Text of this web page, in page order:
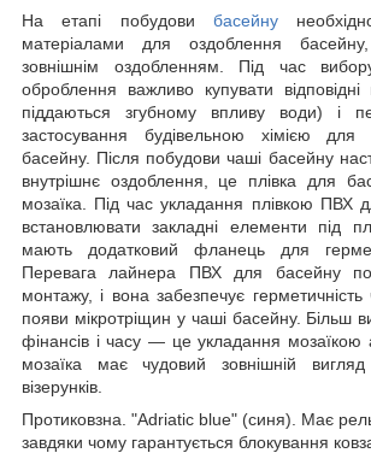
На етапі побудови басейну
матеріалами для оздоблення
зовнішнім оздобленням. Під час
оброблення важливо купувати
піддаються згубному впливу води) і
застосування будівельною хімією для
басейну. Після побудови чаші басейну
внутрішнє оздоблення, це плівка для
мозаїка. Під час укладання плівкою ПВХ
встановлювати закладні елементи під
мають додатковий фланець для
Перевага лайнера ПВХ для басейну
монтажу, і вона забезпечує герметичність
появи мікротріщин у чаші басейну. Більш
фінансів і часу — це укладання мозаїкою
мозаїка має чудовий зовнішній вигляд
візерунків.
Протиковзна. "Adriatic blue" (синя). Має
завдяки чому гарантується блокування